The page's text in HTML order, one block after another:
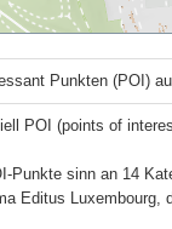
Punkten (POI)
POI (points of
Punkte sinn an 14
Editus Luxembourg,